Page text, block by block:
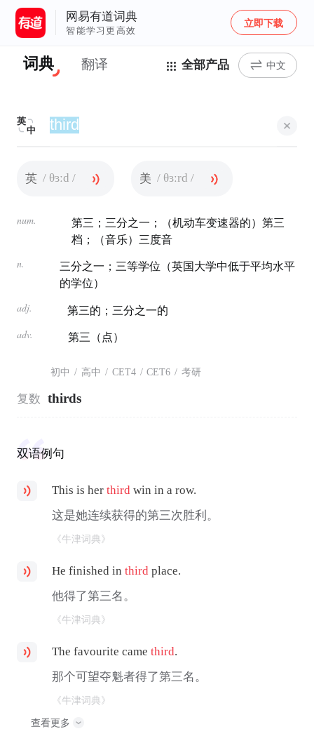
网易有道词典
智能学习更高效
立即下载
词典 翻译 全部产品 中文
英
中
英 / θɜːd / 美 / θɜːrd /
num.
第三；三分之一；（机动车变速器的）第三
档；（音乐）三度音
n.
三分之一；三等学位（英国大学中低于平均水平
的学位）
adj. 第三的；三分之一的
adv. 第三（点）
初中 / 高中 / CET4 / CET6 / 考研
复数 thirds
双语例句
This is herthird win in a row.
这是她连续获得的第三次胜利。
《牛津词典》
He finished inthird place.
他得了第三名。
《牛津词典》
The favourite camethird.
那个可望夺魁者得了第三名。
《牛津词典》
查看更多